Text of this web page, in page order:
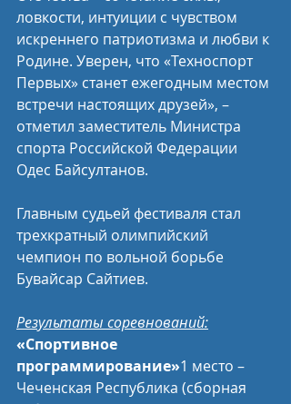
ловкости, интуиции с чувством
искреннего патриотизма и любви к
Родине. Уверен, что «Техноспорт
Первых» станет ежегодным местом
встречи настоящих друзей», –
отметил заместитель Министра
спорта Российской Федерации
Одес Байсултанов.
Главным судьей фестиваля стал
трехкратный олимпийский
чемпион по вольной борьбе
Бувайсар Сайтиев.
Результаты соревнований:
«Спортивное
программирование»1 место –
Чеченская Республика (сборная